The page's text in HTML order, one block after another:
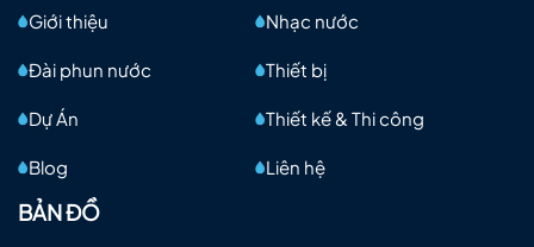
Giới thiệu Nhạc nước
Đài phun nước Thiết bị
Dự Án Thiết kế & Thi công
Blog Liên hệ
BẢN ĐỒ